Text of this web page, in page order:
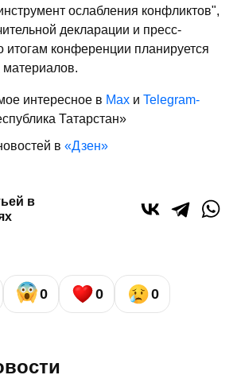
ослабления конфликтов",
декларации и пресс-
конференции планируется
материалов.
интересное в Max и Telegram-
Татарстан»
в «Дзен»
в
0 0 0